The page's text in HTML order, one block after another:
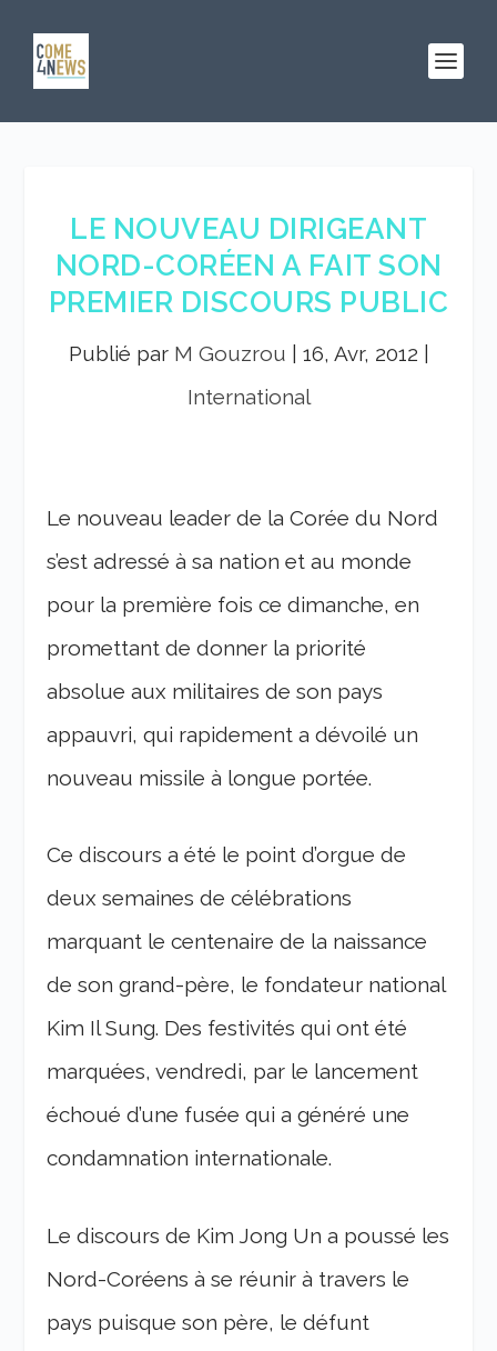
LE NOUVEAU DIRIGEANT
NORD-CORÉEN A FAIT SON
PREMIER DISCOURS PUBLIC
Publié par M Gouzrou 16, Avr, 2012
International
Le nouveau leader de la Corée du Nord
s’est adressé à sa nation et au monde
pour la première fois ce dimanche, en
promettant de donner la priorité
absolue aux militaires de son pays
appauvri, qui rapidement a dévoilé un
nouveau missile à longue portée.
Ce discours a été le point d’orgue de
deux semaines de célébrations
marquant le centenaire de la naissance
de son grand-père, le fondateur national
Kim Il Sung. Des festivités qui ont été
marquées, vendredi, par le lancement
échoué d’une fusée qui a généré une
condamnation internationale.
Le discours de Kim Jong Un a poussé les
Nord-Coréens à se réunir à travers le
pays puisque son père, le défunt